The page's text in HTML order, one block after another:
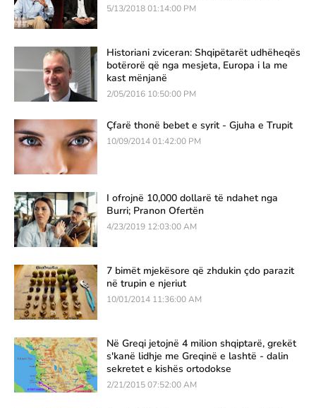
5/13/2018 01:14:00 PM
Historiani zviceran: Shqipëtarët udhëheqës
botërorë që nga mesjeta, Europa i la me
kast mënjanë
2/05/2016 10:50:00 PM
Çfarë thonë bebet e syrit - Gjuha e Trupit
10/09/2014 01:42:00 PM
I ofrojnë 10,000 dollarë të ndahet nga
Burri; Pranon Ofertën
4/23/2019 12:03:00 AM
7 bimët mjekësore që zhdukin çdo parazit
në trupin e njeriut
10/01/2014 11:36:00 AM
Në Greqi jetojnë 4 milion shqiptarë, grekët
s'kanë lidhje me Greqinë e lashtë - dalin
sekretet e kishës ortodokse
2/21/2015 07:52:00 AM